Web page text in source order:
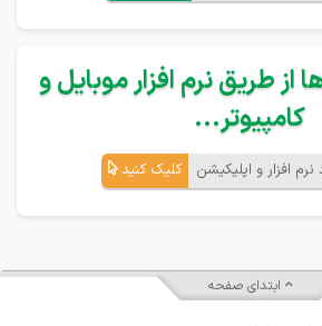
از طریق نرم افزار موبایل و
کامپیوتر...
افزار و اپلیکیشن کلیک کنید
ابتدای صفحه